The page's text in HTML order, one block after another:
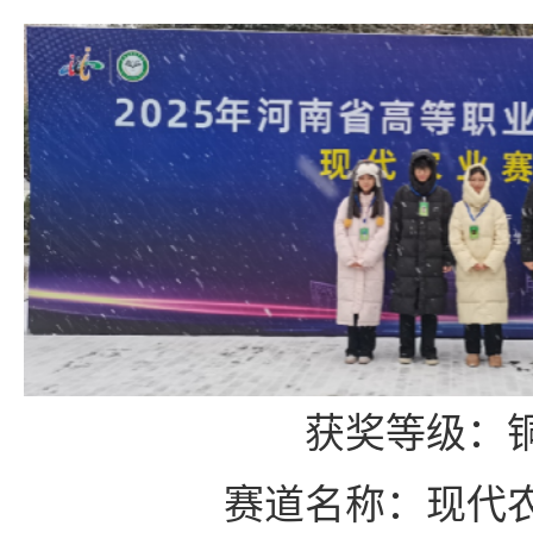
获奖等级：
赛道名称：现代